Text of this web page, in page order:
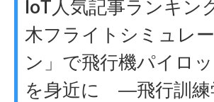
IoT人気記事ランキン
木フライトシミュレ
ン」で飛行機パイロ
を身近に ―飛行訓練